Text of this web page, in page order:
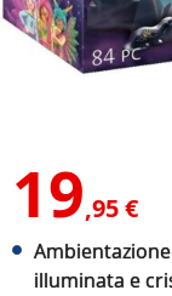
19,95 €
illuminata e